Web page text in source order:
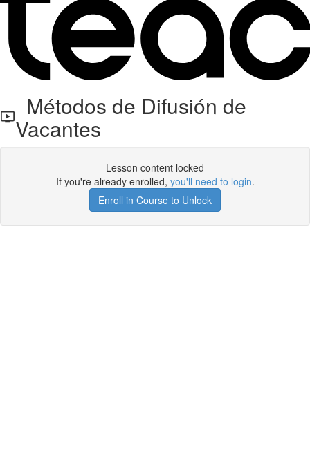
Métodos de Difusión de
Vacantes
Lesson content locked
If you're already enrolled, you'll need to login.
Enroll in Course to Unlock